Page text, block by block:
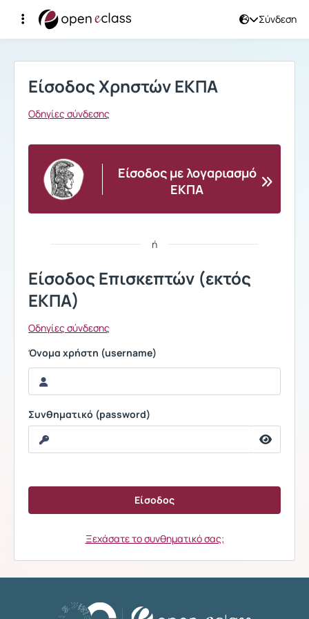
Σύνδεση
Σύνδεση
Είσοδος Χρηστών ΕΚΠΑ
Οδηγίες σύνδεσης
Είσοδος με λογαριασμό
ΕΚΠΑ
ή
Είσοδος Επισκεπτών (εκτός
ΕΚΠΑ)
Οδηγίες σύνδεσης
Όνομα χρήστη (username)
Συνθηματικό (password)
Ξεχάσατε το συνθηματικό σας;